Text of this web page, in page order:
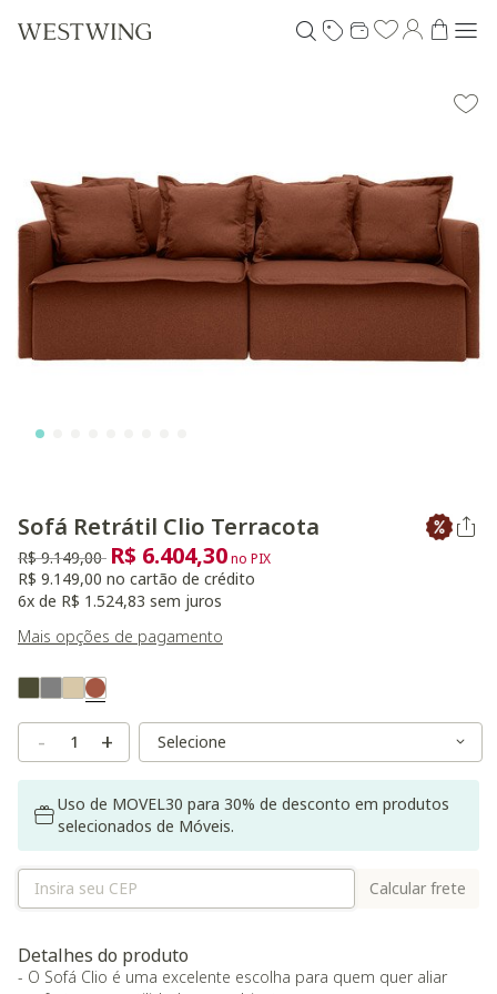
Sofá Retrátil Clio Terracota
Preço reduzido de
R$ 9.149,00 para
R$ 6.404,30no PIX
R$ 9.149,00 no cartão de crédito
6x de R$ 1.524,83 sem juros
Mais opções de pagamento
Variant Real Color
Selected
- + Variant Size
Variant Size
Uso de MOVEL30 para 30% de desconto em produtos
selecionados de Móveis.
Calcular frete
Detalhes do produto
- O Sofá Clio é uma excelente escolha para quem quer aliar